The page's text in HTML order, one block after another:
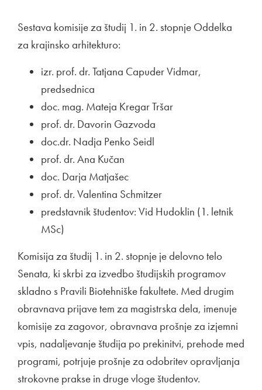
Sestava komisije za študij 1. in 2. stopnje Oddelka
za krajinsko arhitekturo:
izr. prof. dr. Tatjana Capuder Vidmar,
predsednica
doc. mag. Mateja Kregar Tršar
prof. dr. Davorin Gazvoda
doc.dr. Nadja Penko Seidl
prof. dr. Ana Kučan
doc. Darja Matjašec
prof. dr. Valentina Schmitzer
predstavnik študentov: Vid Hudoklin (1. letnik
MSc)
Komisija za študij 1. in 2. stopnje je delovno telo
Senata, ki skrbi za izvedbo študijskih programov
skladno s Pravili Biotehniške fakultete. Med drugim
obravnava prijave tem za magistrska dela, imenuje
komisije za zagovor, obravnava prošnje za izjemni
vpis, nadaljevanje študija po prekinitvi, prehode med
programi, potrjuje prošnje za odobritev opravljanja
strokovne prakse in druge vloge študentov.